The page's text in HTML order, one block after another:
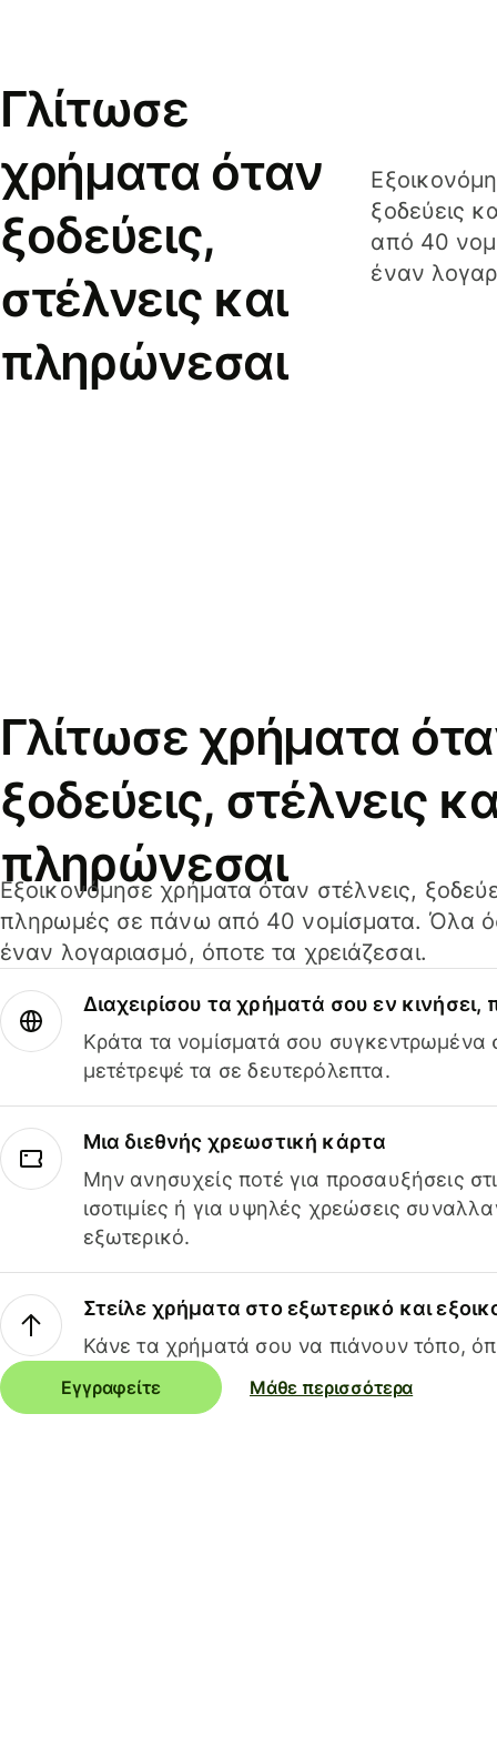
Γλίτωσε
χρήματα όταν
ξοδεύεις,
στέλνεις και
πληρώνεσαι
ξοδεύεις
από 40
έναν
Γλίτωσε χρήματα
ξοδεύεις, στέλνεις
πληρώνεσαι
Εξοικονόμησε χρήματα όταν στέλνεις,
πληρωμές σε πάνω από 40 νομίσματα. Όλα
έναν λογαριασμό, όποτε τα χρειάζεσαι.
Διαχειρίσου τα χρήματά σου εν
Κράτα τα νομίσματά σου συγκεντρωμένα
μετέτρεψέ τα σε δευτερόλεπτα.
Μια διεθνής χρεωστική κάρτα
Μην ανησυχείς ποτέ για προσαυξήσεις
ισοτιμίες ή για υψηλές χρεώσεις
εξωτερικό.
Στείλε χρήματα στο εξωτερικό και
Κάνε τα χρήματά σου να πιάνουν τόπο,
Εγγραφείτε Μάθε περισσότερα